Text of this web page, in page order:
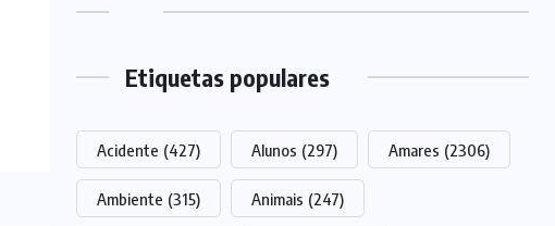
Etiquetas populares
Acidente (427) Alunos (297) Amares (2306)
Ambiente (315) Animais (247)